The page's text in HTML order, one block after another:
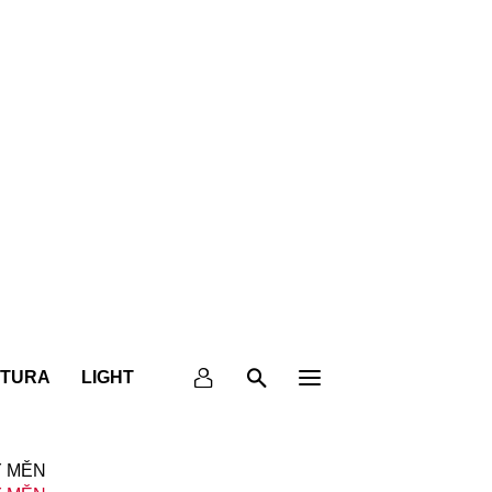
LIGHT
MĚN